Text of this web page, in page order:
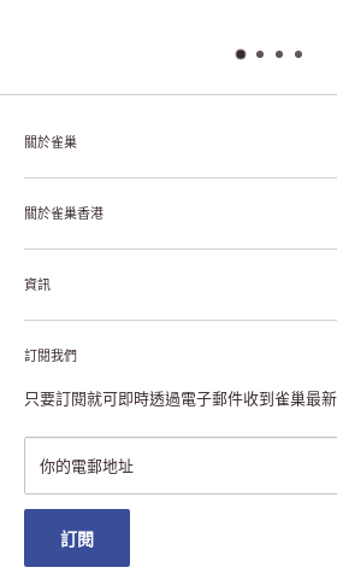
關於雀巢
雀巢集團起源於1866年的瑞士，目前是全球
幸福生活」企業。雀巢的目標是「我們充分發
關於雀巢香港
關於雀巢香港
雀巢香港創造共享價值
聯絡我們
私隱聲明
註冊NESCAFÉ® Dolce Gusto®咖啡機
資訊
付款及送貨
退貨或更換
常見問題
雀巢會員獎賞
澳門地區送貨
訂閱我們
只要訂閱就可即時透過電子郵件收到雀巢最
你的電郵地址
訂閱